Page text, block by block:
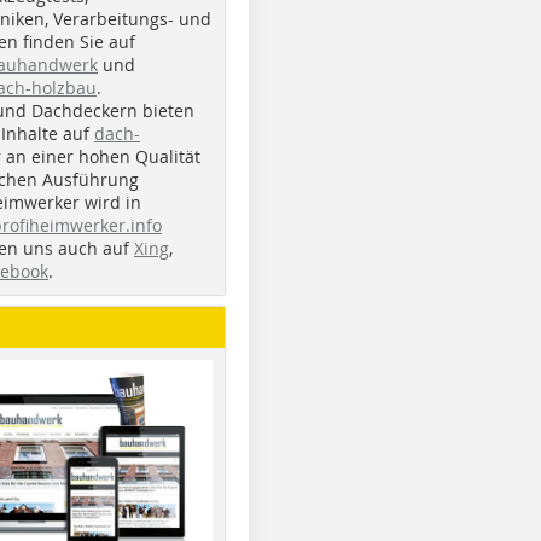
Verarbeitungs- und
finden Sie auf
und
holzbau.
Dachdeckern bieten
Inhalte auf dach-
an einer hohen Qualität
Ausführung
wird in
uns auch aufXing,
.